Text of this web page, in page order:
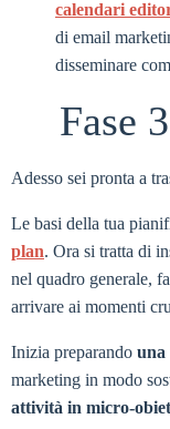
calendari
di email
disseminare
Fase
Adesso sei pronta a
Le basi della tua
plan. Ora si tratta di
nel quadro generale,
arrivare ai momenti
Inizia preparando una
marketing in modo
attività in micro-